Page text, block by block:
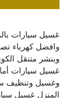
غسيل سيارات
وافضل كهرباء
وبنشر متنقل
غسيل سيارات
وغسيل وتنظيف